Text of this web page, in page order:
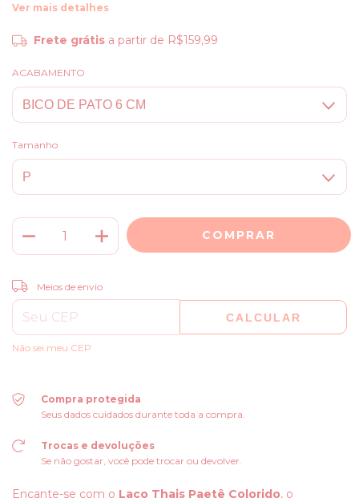
Ver mais detalhes
Frete grátis a partir de R$159,99
ACABAMENTO
Tamanho
Entregas para o CEP:
Meios de envio
CALCULAR
Não sei meu CEP
Compra protegida
Seus dados cuidados durante toda a compra.
Trocas e devoluções
Se não gostar, você pode trocar ou devolver.
Encante-se com o Laço Thais Paetê Colorido, o